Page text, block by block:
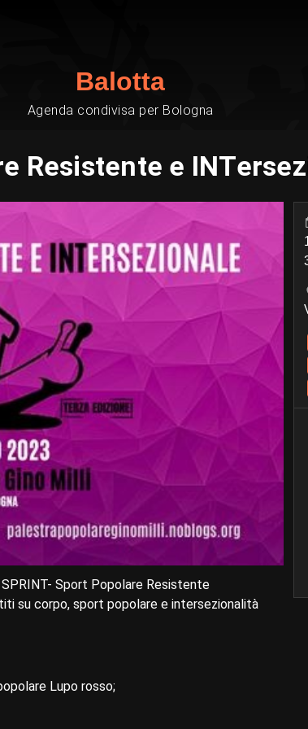
Balotta
Agenda condivisa per Bologna
Resistente e
Sport Popolare Resistente
su corpo, sport popolare e intersezionalità
Lupo rosso;